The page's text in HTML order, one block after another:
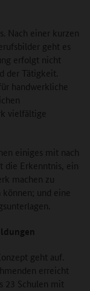
Nach einer kurzen
geht es
erfolgt nicht
der Tätigkeit.
handwerkliche
vielfältige
einiges mit nach
die Erkenntnis, ein
machen zu
und eine
geht auf.
erreicht
23 Schulen mit